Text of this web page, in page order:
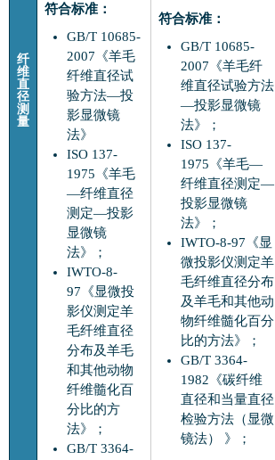
纤
维
直
径
测
量
符合标准：
GB/T 10685-
2007《羊毛
纤维直径试
验方法—投
影显微镜
法》
ISO 137-
1975《羊毛
—纤维直径
测定—投影
显微镜
法》；
IWTO-8-
97《显微投
影仪测定羊
毛纤维直径
分布及羊毛
和其他动物
纤维髓化百
分比的方
法》；
GB/T 3364-
符合标准：
GB/T 10685-
2007《羊毛纤
维直径试验方法
—投影显微镜
法》；
ISO 137-
1975《羊毛—
纤维直径测定—
投影显微镜
法》；
IWTO-8-97《显
微投影仪测定羊
毛纤维直径分布
及羊毛和其他动
物纤维髓化百分
比的方法》；
GB/T 3364-
1982《碳纤维
直径和当量直径
检验方法（显微
镜法） 》；